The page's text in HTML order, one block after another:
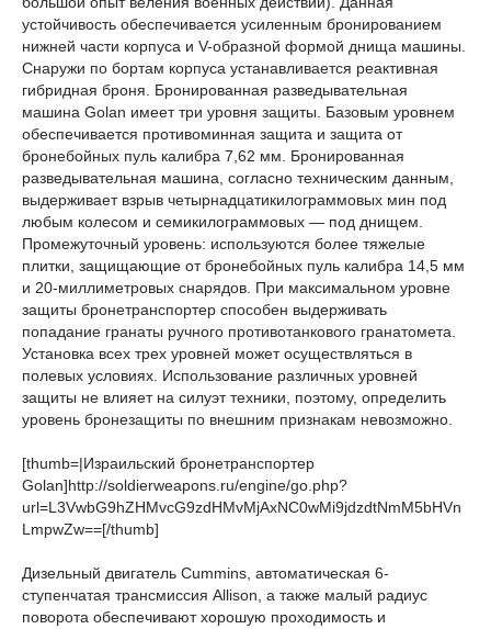
устойчивость обеспечивается усиленным бронированием
нижней части корпуса и V-образной формой днища машины.
Снаружи по бортам корпуса устанавливается реактивная
гибридная броня. Бронированная разведывательная
машина Golan имеет три уровня защиты. Базовым уровнем
обеспечивается противоминная защита и защита от
бронебойных пуль калибра 7,62 мм. Бронированная
разведывательная машина, согласно техническим данным,
выдерживает взрыв четырнадцатикилограммовых мин под
любым колесом и семикилограммовых — под днищем.
Промежуточный уровень: используются более тяжелые
плитки, защищающие от бронебойных пуль калибра 14,5 мм
и 20-миллиметровых снарядов. При максимальном уровне
защиты бронетранспортер способен выдерживать
попадание гранаты ручного противотанкового гранатомета.
Установка всех трех уровней может осуществляться в
полевых условиях. Использование различных уровней
защиты не влияет на силуэт техники, поэтому, определить
уровень бронезащиты по внешним признакам невозможно.
[thumb=|Израильский бронетранспортер
Golan]http://soldierweapons.ru/engine/go.php?
url=L3VwbG9hZHMvcG9zdHMvMjAxNC0wMi9jdzdtNmM5bHVn
LmpwZw==[/thumb]
Дизельный двигатель Cummins, автоматическая 6-
ступенчатая трансмиссия Allison, а также малый радиус
поворота обеспечивают хорошую проходимость и